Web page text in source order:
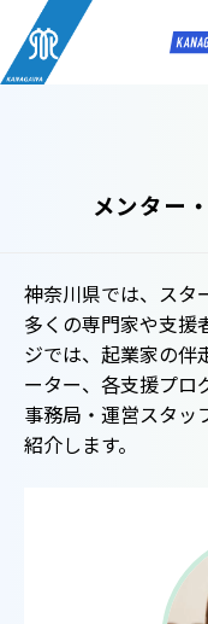
メンター
神奈川県では、スタ
多くの専門家や支援
ジでは、起業家の伴
ーター、各支援プロ
事務局・運営スタッ
紹介します。